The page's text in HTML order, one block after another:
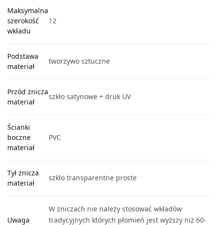
Maksymalna
szerokość
wkładu
12
Podstawa
materiał
tworzywo sztuczne
Przód znicza
materiał
szkło satynowe + druk UV
Ścianki
boczne
materiał
PVC
Tył znicza
materiał
szkło transparentne proste
Uwaga
W zniczach nie należy stosować wkładów
tradycyjnych których płomień jest wyższy niż 60-